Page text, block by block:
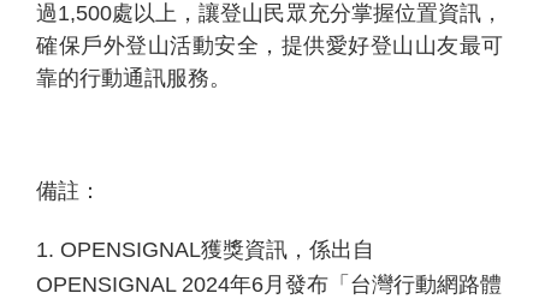
過1,500處以上，讓登山民眾充分掌握位置資訊，
確保戶外登山活動安全，提供愛好登山山友最可
靠的行動通訊服務。
備註：
1. OPENSIGNAL獲獎資訊，係出自
OPENSIGNAL 2024年6月發布「台灣行動網路體